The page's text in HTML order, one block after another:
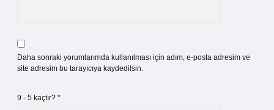
Daha sonraki yorumlarımda kullanılması için adım, e-posta adresim ve
site adresim bu tarayıcıya kaydedilsin.
9 - 5 kaçtır? *